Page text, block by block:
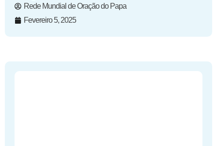
Rede Mundial de Oração do Papa
Fevereiro 5, 2025